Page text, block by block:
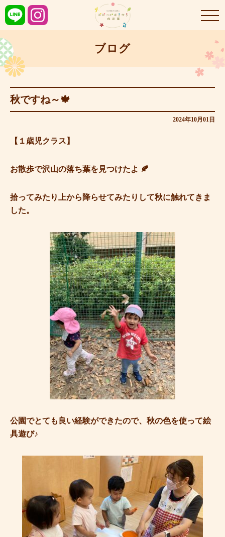
ブログ
秋ですね～🍁
2024年10月01日
【１歳児クラス】
お散歩で沢山の落ち葉を見つけたよ 🍂
拾ってみたり上から降らせてみたりして秋に触れてきま
した。
公園でとても良い経験ができたので、秋の色を使って絵
具遊び♪